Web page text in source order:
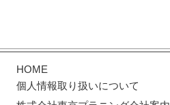
HOME
個人情報取り扱いについて